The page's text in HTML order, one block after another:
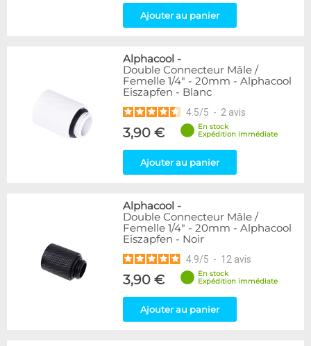
Ajouter au panier
Alphacool -
Double Connecteur Mâle /
Femelle 1/4" - 20mm - Alphacool
Eiszapfen - Blanc
4.5/5 - 2 avis
3,90 €
En stock
Expédition immédiate
Ajouter au panier
Alphacool -
Double Connecteur Mâle /
Femelle 1/4" - 20mm - Alphacool
Eiszapfen - Noir
4.9/5 - 12 avis
3,90 €
En stock
Expédition immédiate
Ajouter au panier